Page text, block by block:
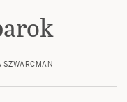
SZWARCMAN